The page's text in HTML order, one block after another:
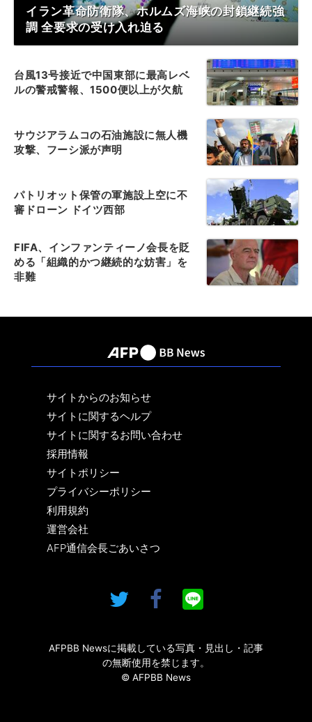
イラン革命防衛隊、ホルムズ海峡の封鎖継続強
調 全要求の受け入れ迫る
台風13号接近で中国東部に最高レベ
ルの警戒警報、1500便以上が欠航
サウジアラムコの石油施設に無人機
攻撃、フーシ派が声明
パトリオット保管の軍施設上空に不
審ドローン ドイツ西部
FIFA、インファンティーノ会長を貶
める「組織的かつ継続的な妨害」を
非難
サイトからのお知らせ
サイトに関するヘルプ
サイトに関するお問い合わせ
採用情報
サイトポリシー
プライバシーポリシー
利用規約
運営会社
AFP通信会長ごあいさつ
AFPBB Newsに掲載している写真・見出し・記事
の無断使用を禁じます。
© AFPBB News